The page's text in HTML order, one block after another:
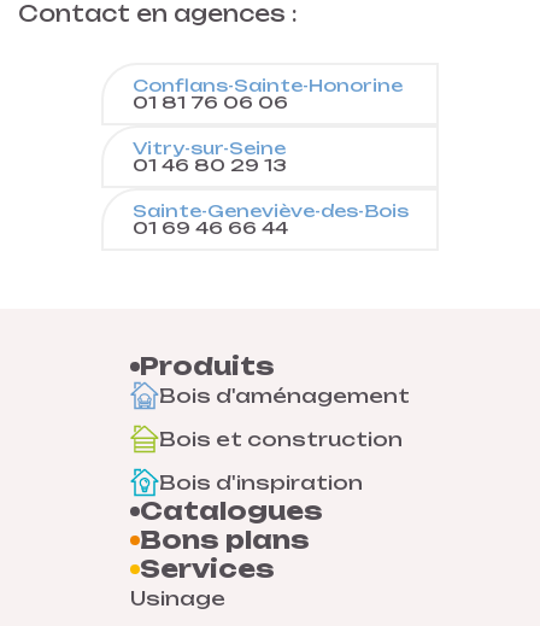
Contact en agences :
Conflans-Sainte-Honorine
01 81 76 06 06
Vitry-sur-Seine
01 46 80 29 13
Sainte-Geneviève-des-Bois
01 69 46 66 44
Produits
Bois d'aménagement
Bois et construction
Bois d'inspiration
Catalogues
Bons plans
Services
Usinage